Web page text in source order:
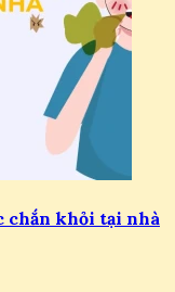
chắn khỏi tại nhà